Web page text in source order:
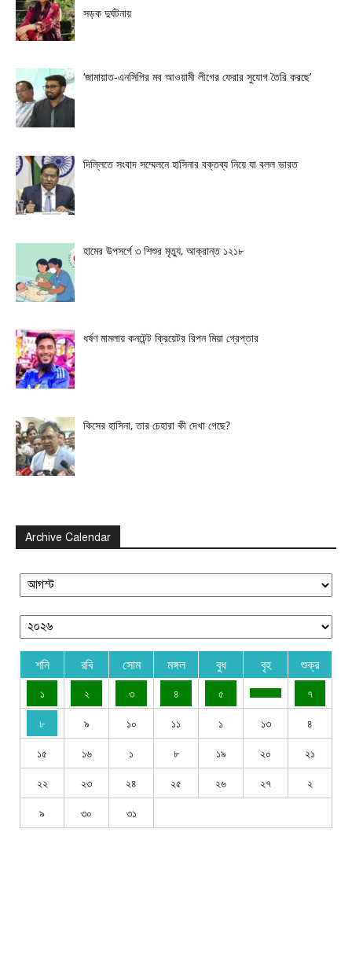
সড়ক দুর্ঘটনায়
‘জামায়াত-এনসিপির মব আওয়ামী লীগের ফেরার সুযোগ তৈরি করছে’
দিল্লিতে সংবাদ সম্মেলনে হাসিনার বক্তব্য নিয়ে যা বলল ভারত
হামের উপসর্গে ৩ শিশুর মৃত্যু, আক্রান্ত ১২১৮
ধর্ষণ মামলায় কনটেন্ট ক্রিয়েটর রিপন মিয়া গ্রেপ্তার
কিসের হাসিনা, তার চেহারা কী দেখা গেছে?
Archive Calendar
শনি রবি সোম মঙ্গল বুধ বৃহ শুক্র
১ ২ ৩ ৪ ৫
৭
৮
৯ ১০ ১১ ১ ১৩
৪
১৫
১৬ ১ ৮ ১৯ ২০
২১
২২
২৩ ২৪ ২৫ ২৬ ২৭
২
৯
৩০ ৩১